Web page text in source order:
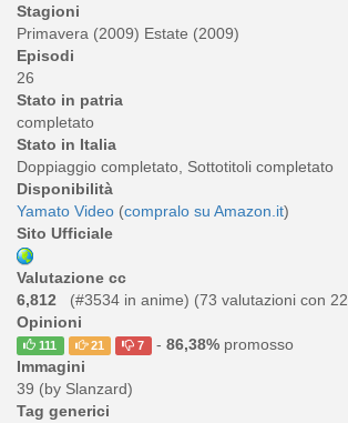
Stagioni
Primavera (2009) Estate (2009)
Episodi
26
Stato in patria
completato
Stato in Italia
Doppiaggio completato, Sottotitoli completato
Disponibilità
Yamato Video (compralo su Amazon.it)
Sito Ufficiale
Valutazione cc
6,812
(#3534 in anime) (73 valutazioni con 22
Opinioni
111 21 7 - 86,38%promosso
Immagini
39 (by Slanzard)
Tag generici